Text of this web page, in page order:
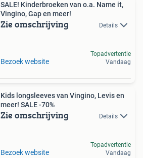
SALE! Kinderbroeken van o.a. Name it,
Vingino, Gap en meer!
Zie omschrijving Details
Bezoek website
Topadvertentie
Vandaag
Kids longsleeves van Vingino, Levis en
meer! SALE -70%
Zie omschrijving Details
Bezoek website
Topadvertentie
Vandaag